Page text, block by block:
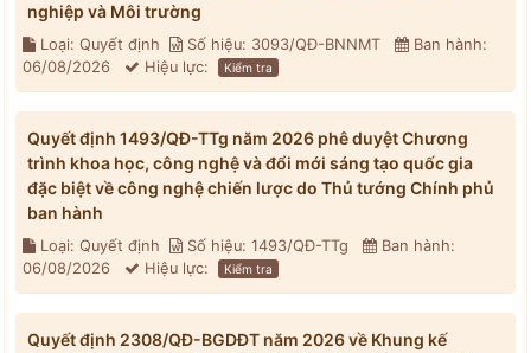
nghiệp và Môi trường
Loại: Quyết định Số hiệu: 3093/QĐ-BNNMT
Ban hành:
06/08/2026
Hiệu lực: Kiểm tra
Quyết định 1493/QĐ-TTg năm 2026 phê duyệt Chương
trình khoa học, công nghệ và đổi mới sáng tạo quốc gia
đặc biệt về công nghệ chiến lược do Thủ tướng Chính phủ
ban hành
Loại: Quyết định Số hiệu: 1493/QĐ-TTg
Ban hành:
06/08/2026
Hiệu lực: Kiểm tra
Quyết định 2308/QĐ-BGDĐT năm 2026 về Khung kế